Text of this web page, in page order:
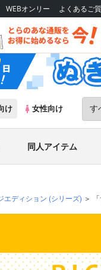
WEBオンリー よくあるご
け 女性向け
同人アイテム
エディション (シリーズ)